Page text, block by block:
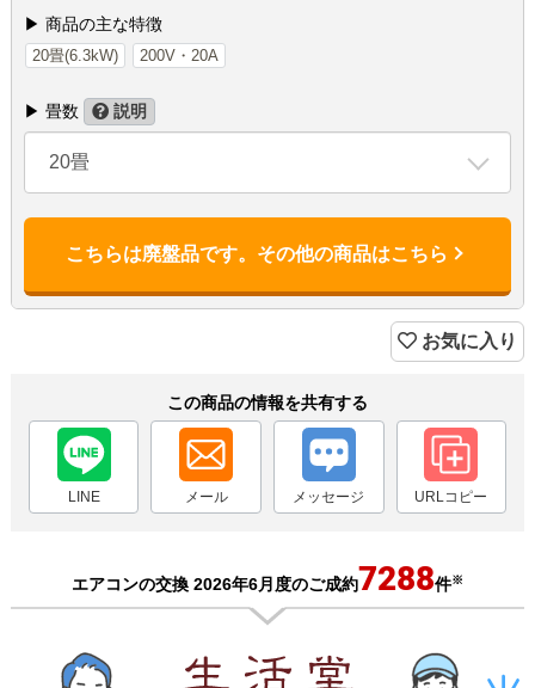
▶ 商品の主な特徴
20畳(6.3kW) 200V・20A
▶ 畳数 説明
20畳
こちらは廃盤品です。その他の商品はこちら
お気に入り
この商品の情報を共有する
LINE メール メッセージ URLコピー
エアコンの交換 2026年6月度のご成約7288件※